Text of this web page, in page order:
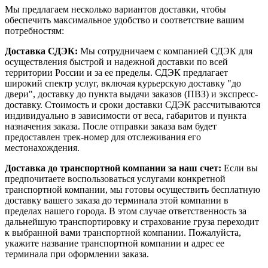
Мы предлагаем несколько вариантов доставки, чтобы
обеспечить максимальное удобство и соответствие вашим
потребностям:
Доставка СДЭК: Мы сотрудничаем с компанией СДЭК для
осуществления быстрой и надежной доставки по всей
территории России и за ее пределы. СДЭК предлагает
широкий спектр услуг, включая курьерскую доставку "до
двери", доставку до пункта выдачи заказов (ПВЗ) и экспресс-
доставку. Стоимость и сроки доставки СДЭК рассчитываются
индивидуально в зависимости от веса, габаритов и пункта
назначения заказа. После отправки заказа вам будет
предоставлен трек-номер для отслеживания его
местонахождения.
Доставка до транспортной компании за наш счет: Если вы
предпочитаете воспользоваться услугами конкретной
транспортной компании, мы готовы осуществить бесплатную
доставку вашего заказа до терминала этой компании в
пределах нашего города. В этом случае ответственность за
дальнейшую транспортировку и страхование груза переходит
к выбранной вами транспортной компании. Пожалуйста,
укажите название транспортной компании и адрес ее
терминала при оформлении заказа.